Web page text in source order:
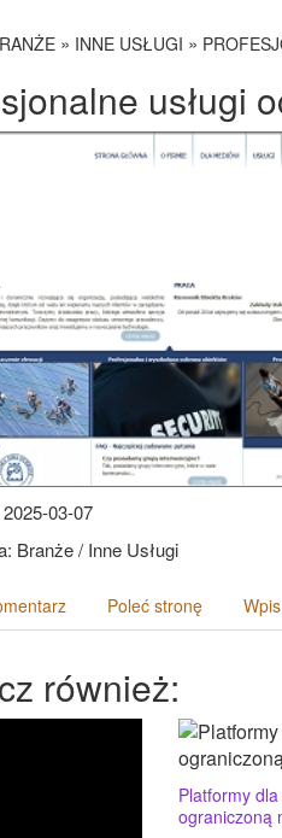
» INNE USŁUGI »
usługi
03-07
Branże / Inne Usługi
Poleć stronę
również:
Platformy
ograniczoną